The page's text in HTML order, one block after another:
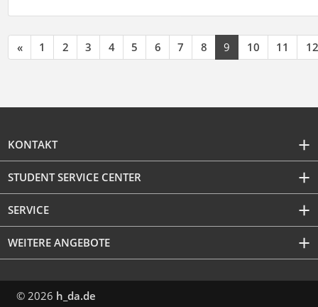
« 1 2 3 4 5 6 7 8 9 10 11 12
KONTAKT
STUDENT SERVICE CENTER
SERVICE
WEITERE ANGEBOTE
© 2026 h_da.de